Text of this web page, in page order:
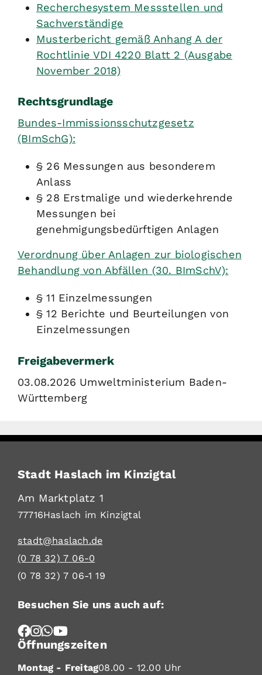
Recherchesystem Messstellen und
Sachverständige
Musterbericht gemäß Anhang A der
Rochtlinie VDI 4220 Blatt 2 (Ausgabe
November 2018)
Rechtsgrundlage
Bundes-Immissionsschutzgesetz
(BImSchG):
§ 26 Messungen aus besonderem
Anlass
§ 28 Erstmalige und wiederkehrende
Messungen bei
genehmigungsbedürftigen Anlagen
Verordnung über Anlagen zur biologischen
Behandlung von Abfällen (30. BImSchV):
§ 11 Einzelmessungen
§ 12 Berichte und Beurteilungen von
Einzelmessungen
Freigabevermerk
03.08.2026 Umweltministerium Baden-
Württemberg
Stadt Haslach im Kinzigtal
Am Marktplatz 1
77716Haslach im Kinzigtal
stadt@haslach.de
(0 78 32) 7 06-0
(0 78 32) 7 06-1 19
Besuchen Sie uns auch auf:
Öffnungszeiten
Montag - Freitag08.00 - 12.00 Uhr